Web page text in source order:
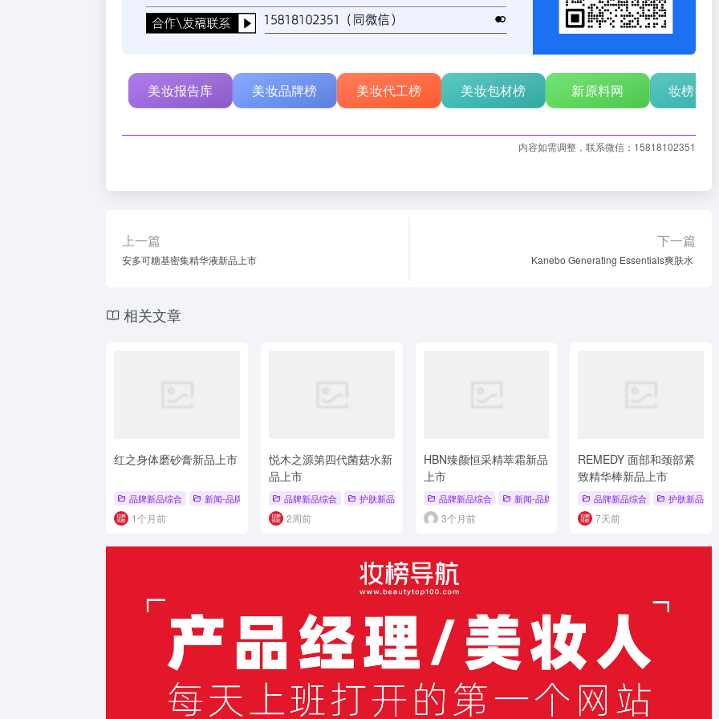
美妆报告库 美妆品牌榜 美妆代工榜 美妆包材榜 新原料网 妆榜行
内容如需调整，联系微信：15818102351
上一篇
安多可糖基密集精华液新品上市
下一篇
Kanebo Generating Essentials爽肤水
相关文章
红之身体磨砂膏新品上市
品牌新品综合 新闻-品牌新品 # 温和磨皮 # 改善鸡皮 # 嫩肤提亮
1个月前
悦木之源第四代菌菇水新
品上市
品牌新品综合 护肤新品 # 第四代菌菇水 # 抗羰基化 # 消炎褪红
2周前
HBN臻颜恒采精萃霜新品
上市
品牌新品综合 新闻-品牌新品 # 新品上市 # 品牌新品 # 品牌
3个月前
REMEDY 面部和颈部紧
致精华棒新品上市
品牌新品综合 护肤新品
7天前